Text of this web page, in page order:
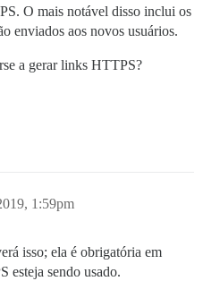
O mais notável disso inclui os
enviados aos novos usuários.
a gerar links HTTPS?
1:59pm
isso; ela é obrigatória em
esteja sendo usado.